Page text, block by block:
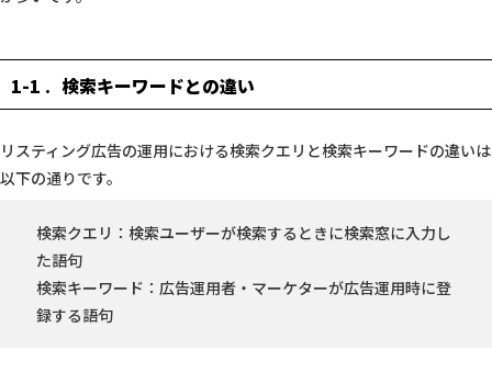
1-1 検索キーワードとの違い
リスティング広告の運用における検索クエリと検索キーワードの違いは
以下の通りです。
検索クエリ：検索ユーザーが検索するときに検索窓に入力し
た語句
検索キーワード：広告運用者・マーケターが広告運用時に登
録する語句